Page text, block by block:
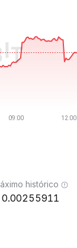
histórico
0.00255911